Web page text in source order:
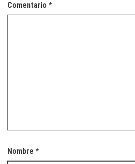
Comentario *
Nombre *